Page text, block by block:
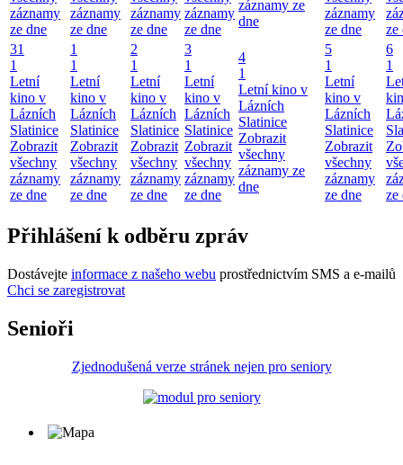
záznamy
ze dne
záznamy
ze dne
záznamy
ze dne
záznamy
ze dne
záznamy ze
dne
záznamy
ze dne
ze
31
1
Letní
kino v
Lázních
Slatinice
Zobrazit
všechny
záznamy
ze dne
1
1
Letní
kino v
Lázních
Slatinice
Zobrazit
všechny
záznamy
ze dne
2
1
Letní
kino v
Lázních
Slatinice
Zobrazit
všechny
záznamy
ze dne
3
1
Letní
kino v
Lázních
Slatinice
Zobrazit
všechny
záznamy
ze dne
4
1
Letní kino v
Lázních
Slatinice
Zobrazit
všechny
záznamy ze
dne
5
1
Letní
kino v
Lázních
Slatinice
Zobrazit
všechny
záznamy
ze dne
6
1
ze
Přihlášení k odběru zpráv
Dostávejte informace z našeho webu prostřednictvím SMS a e-mailů
Chci se zaregistrovat
Senioři
Zjednodušená verze stránek nejen pro seniory